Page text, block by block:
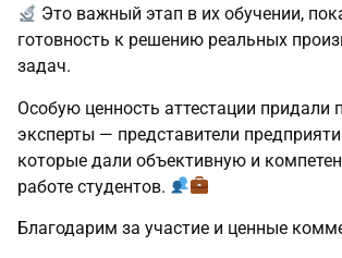
Это важный этап в их обучении,
готовность к решению реальных
задач.
Особую ценность аттестации придали
эксперты — представители
которые дали объективную и
работе студентов.
Благодарим за участие и ценные